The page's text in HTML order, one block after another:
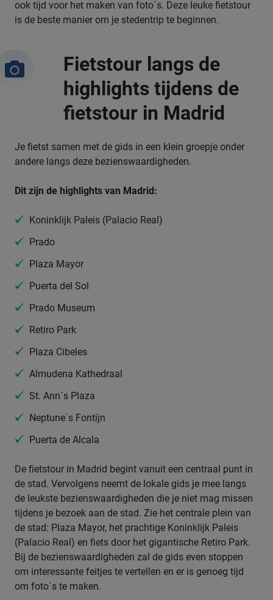
ook tijd voor het maken van foto´s. Deze leuke fietstour
is de beste manier om je stedentrip te beginnen.
Fietstour langs de
highlights tijdens de
fietstour in Madrid
Je fietst samen met de gids in een klein groepje onder
andere langs deze bezienswaardigheden.
Dit zijn de highlights van Madrid:
Koninklijk Paleis (Palacio Real)
Prado
Plaza Mayor
Puerta del Sol
Prado Museum
Retiro Park
Plaza Cibeles
Almudena Kathedraal
St. Ann´s Plaza
Neptune´s Fontijn
Puerta de Alcala
De fietstour in Madrid begint vanuit een centraal punt in
de stad. Vervolgens neemt de lokale gids je mee langs
de leukste bezienswaardigheden die je niet mag missen
tijdens je bezoek aan de stad. Zie het centrale plein van
de stad: Plaza Mayor, het prachtige Koninklijk Paleis
(Palacio Real) en fiets door het gigantische Retiro Park.
Bij de bezienswaardigheden zal de gids even stoppen
om interessante feitjes te vertellen en er is genoeg tijd
om foto´s te maken.